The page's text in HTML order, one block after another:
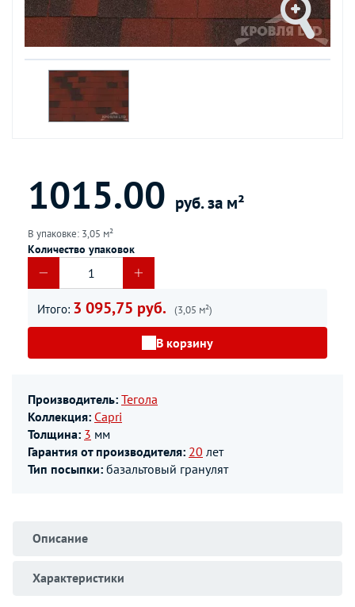
1015.00 руб. за м²
В упаковке: 3,05 м²
Количество упаковок
Итого: 3 095,75 руб. (3,05 м²)
В корзину
Производитель: Тегола
Коллекция: Capri
Толщина: 3 мм
Гарантия от производителя: 20 лет
Тип посыпки: базальтовый гранулят
Описание
Характеристики